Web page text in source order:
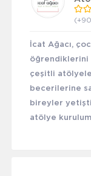
İcat Ağacı,
öğrendiklerini
çeşitli atölyeler
becerilerine
bireyler
atölye